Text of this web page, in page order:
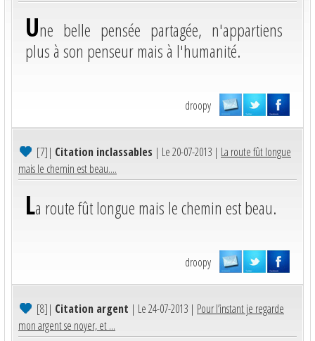
Une belle pensée partagée, n'appartiens
plus à son penseur mais à l'humanité.
droopy
[7]| Citation inclassables | Le 20-07-2013 | La route fût longue
mais le chemin est beau....
La route fût longue mais le chemin est beau.
droopy
[8]| Citation argent | Le 24-07-2013 | Pour l’instant je regarde
mon argent se noyer, et ...